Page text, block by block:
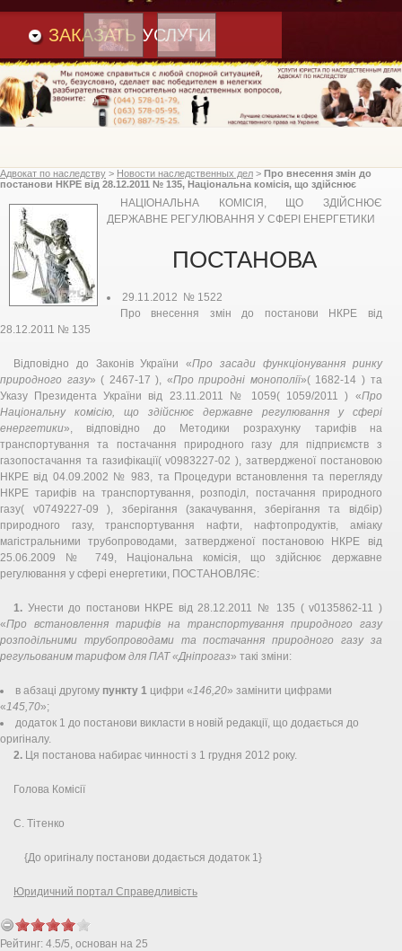
ЗАКАЗАТЬ УСЛУГИ
Адвокат по наследству > Новости наследственных дел > Про внесення змін до
постанови НКРЕ від 28.12.2011 № 135, Національна комісія, що здійснює
НАЦІОНАЛЬНА КОМІСІЯ, ЩО ЗДІЙСНЮЄ
ДЕРЖАВНЕ РЕГУЛЮВАННЯ У СФЕРІ ЕНЕРГЕТИКИ
ПОСТАНОВА
29.11.2012 № 1522
Про внесення змін до постанови НКРЕ від
28.12.2011 № 135
Відповідно до Законів України «Про засади функціонування ринку
природного газу» ( 2467-17 ), «Про природні монополії»( 1682-14 ) та
Указу Президента України від 23.11.2011 № 1059( 1059/2011 ) «Про
Національну комісію, що здійснює державне регулювання у сфері
енергетики», відповідно до Методики розрахунку тарифів на
транспортування та постачання природного газу для підприємств з
газопостачання та газифікації( v0983227-02 ), затвердженої постановою
НКРЕ від 04.09.2002 № 983, та Процедури встановлення та перегляду
НКРЕ тарифів на транспортування, розподіл, постачання природного
газу( v0749227-09 ), зберігання (закачування, зберігання та відбір)
природного газу, транспортування нафти, нафтопродуктів, аміаку
магістральними трубопроводами, затвердженої постановою НКРЕ від
25.06.2009 № 749, Національна комісія, що здійснює державне
регулювання у сфері енергетики, ПОСТАНОВЛЯЄ:
1. Унести до постанови НКРЕ від 28.12.2011 № 135 ( v0135862-11 )
«Про встановлення тарифів на транспортування природного газу
розподільними трубопроводами та постачання природного газу за
регульованим тарифом для ПАТ «Дніпрогаз» такі зміни:
в абзаці другому пункту 1 цифри «146,20» замінити цифрами
«145,70»;
додаток 1 до постанови викласти в новій редакції, що додається до
оригіналу.
2. Ця постанова набирає чинності з 1 грудня 2012 року.
Голова Комісії
С. Тітенко
{До оригіналу постанови додається додаток 1}
Юридичний портал Справедливість
Рейтинг: 4.5/5, основан на 25